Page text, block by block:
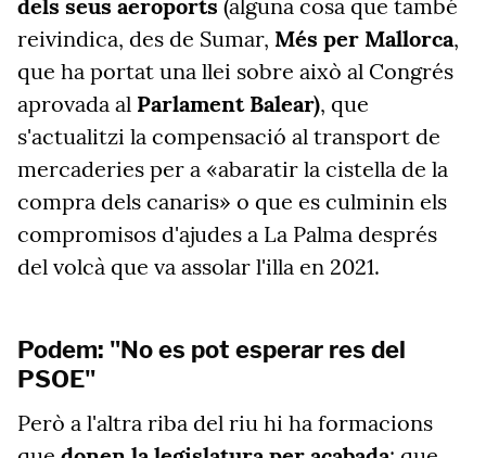
dels seus aeroports (alguna cosa que també
reivindica, des de Sumar, Més per Mallorca,
que ha portat una llei sobre això al Congrés
aprovada al Parlament Balear), que
s'actualitzi la compensació al transport de
mercaderies per a «abaratir la cistella de la
compra dels canaris» o que es culminin els
compromisos d'ajudes a La Palma després
del volcà que va assolar l'illa en 2021.
Podem: "No es pot esperar res del
PSOE"
Però a l'altra riba del riu hi ha formacions